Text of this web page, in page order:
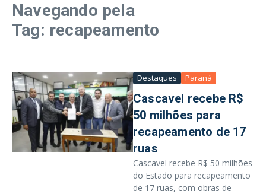
Navegando pela
Tag: recapeamento
Destaques Paraná
Cascavel recebe R$
50 milhões para
recapeamento de 17
ruas
Cascavel recebe R$ 50 milhões
do Estado para recapeamento
de 17 ruas, com obras de